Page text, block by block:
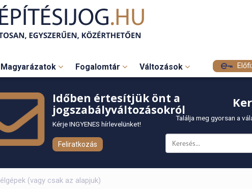
Magyarázatok Fogalomtár Változások
Időben értesítjük önt a
jogszabályváltozásokról
Kérje INGYENES hírlevelünket!
Feliratkozás
Találja meg gyorsan a
(vagy csak az alapjuk)